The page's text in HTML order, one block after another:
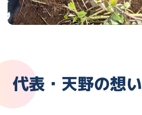
代表・天野の想い